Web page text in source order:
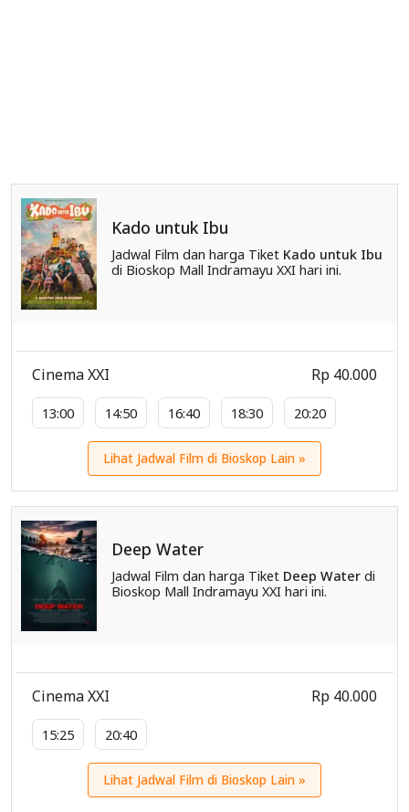
Kado untuk Ibu
Jadwal Film dan harga Tiket Kado untuk Ibu
di Bioskop Mall Indramayu XXI hari ini.
Cinema XXI
13:00 14:50 16:40 18:30 20:20
Rp 40.000
Lihat Jadwal Film di Bioskop Lain »
Deep Water
Jadwal Film dan harga Tiket Deep Waterdi
Bioskop Mall Indramayu XXI hari ini.
Cinema XXI
15:25 20:40
Rp 40.000
Lihat Jadwal Film di Bioskop Lain »